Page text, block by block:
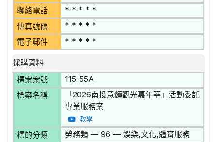
聯絡電話 * * * * *
傳真號碼 * * * * *
電子郵件 * * * * *
採購資料
標案案號
115-55A
標案名稱
「2026南投意麵觀光嘉年華」活動委託
專業服務案
教學
標的分類 勞務類 — 96 — 娛樂,文化,體育服務